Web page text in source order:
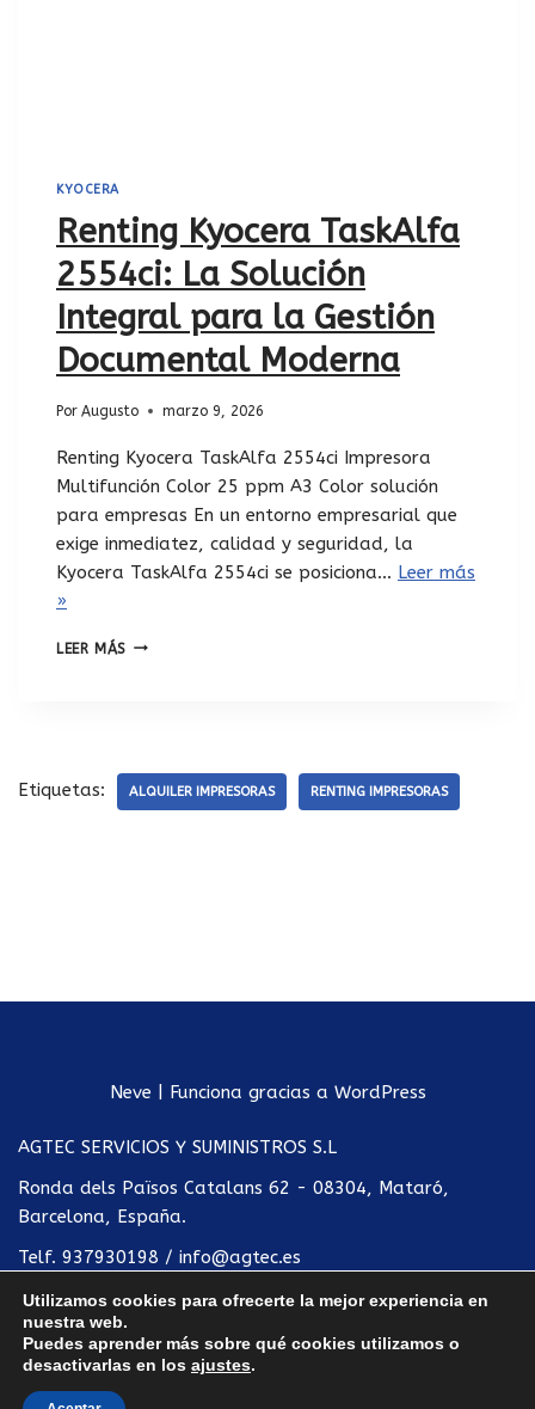
KYOCERA
Renting Kyocera TaskAlfa
2554ci: La Solución
Integral para la Gestión
Documental Moderna
Por Augusto marzo 9, 2026
Renting Kyocera TaskAlfa 2554ci Impresora
Multifunción Color 25 ppm A3 Color solución
para empresas En un entorno empresarial que
exige inmediatez, calidad y seguridad, la
Kyocera TaskAlfa 2554ci se posiciona… Leer más
»
LEER MÁS
Etiquetas: ALQUILER IMPRESORAS RENTING IMPRESORAS
Neve | Funciona gracias a WordPress
AGTEC SERVICIOS Y SUMINISTROS S.L
Ronda dels Països Catalans 62 - 08304, Mataró,
Barcelona, España.
Telf. 937930198 / info@agtec.es
Política de privacidad
Condiciones de uso
Términos legales
Utilizamos cookies para ofrecerte la mejor experiencia en
nuestra web.
Puedes aprender más sobre qué cookies utilizamos o
desactivarlas en los ajustes.